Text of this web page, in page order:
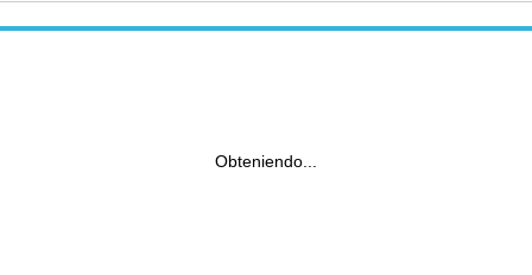
Obteniendo...